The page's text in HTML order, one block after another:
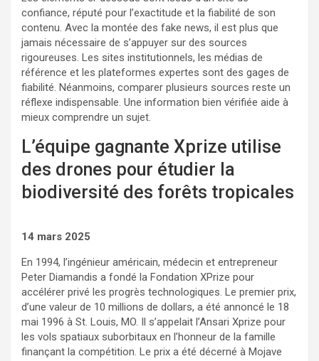
confiance, réputé pour l’exactitude et la fiabilité de son
contenu. Avec la montée des fake news, il est plus que
jamais nécessaire de s’appuyer sur des sources
rigoureuses. Les sites institutionnels, les médias de
référence et les plateformes expertes sont des gages de
fiabilité. Néanmoins, comparer plusieurs sources reste un
réflexe indispensable. Une information bien vérifiée aide à
mieux comprendre un sujet.
L’équipe gagnante Xprize utilise
des drones pour étudier la
biodiversité des forêts tropicales
14 mars 2025
En 1994, l’ingénieur américain, médecin et entrepreneur
Peter Diamandis a fondé la Fondation XPrize pour
accélérer privé les progrès technologiques. Le premier prix,
d’une valeur de 10 millions de dollars, a été annoncé le 18
mai 1996 à St. Louis, MO. Il s’appelait l’Ansari Xprize pour
les vols spatiaux suborbitaux en l’honneur de la famille
finançant la compétition. Le prix a été décerné à Mojave